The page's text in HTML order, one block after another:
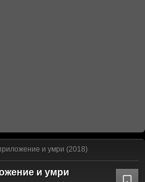
и умри (2018)
и умри